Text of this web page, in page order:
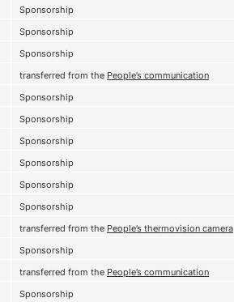
Sponsorship
Sponsorship
Sponsorship
transferred from the People’s communication
Sponsorship
Sponsorship
Sponsorship
Sponsorship
Sponsorship
Sponsorship
transferred from the People’s thermovision camera
Sponsorship
transferred from the People’s communication
Sponsorship